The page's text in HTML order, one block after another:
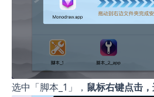
选中「脚本_1」， 鼠标右键点击，